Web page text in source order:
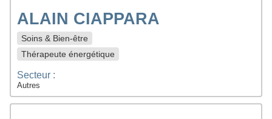
ALAIN CIAPPARA
Soins & Bien-être
Thérapeute énergétique
Secteur :
Autres